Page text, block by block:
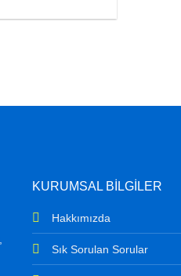
KURUMSAL BİLGİLER
Hakkımızda
Sık Sorulan Sorular